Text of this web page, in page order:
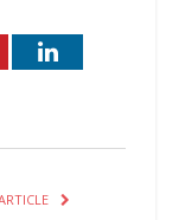
LinkedIn